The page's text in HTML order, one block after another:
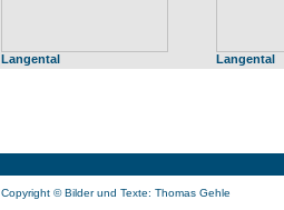
Langental Langental
Copyright © Bilder und Texte: Thomas Gehle